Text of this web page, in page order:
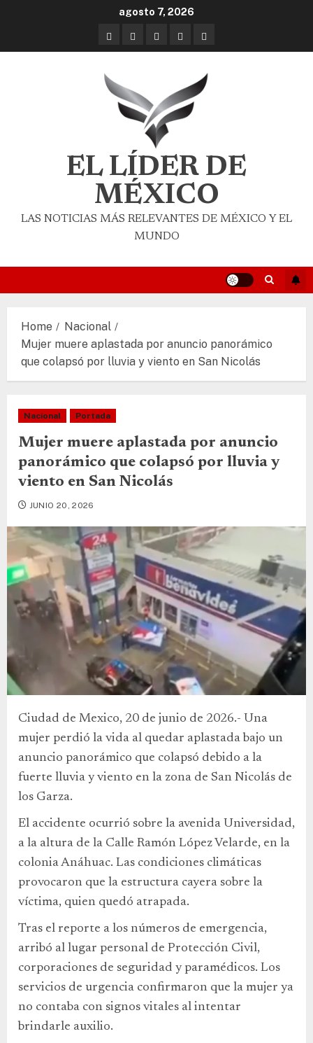
agosto 7, 2026
EL LÍDER DE
MÉXICO
LAS NOTICIAS MÁS RELEVANTES DE MÉXICO Y EL
MUNDO
Home
Nacional
Mujer muere aplastada por anuncio panorámico
que colapsó por lluvia y viento en San Nicolás
Nacional Portada
Mujer muere aplastada por anuncio
panorámico que colapsó por lluvia y
viento en San Nicolás
JUNIO 20, 2026
Ciudad de Mexico, 20 de junio de 2026.- Una
mujer perdió la vida al quedar aplastada bajo un
anuncio panorámico que colapsó debido a la
fuerte lluvia y viento en la zona de San Nicolás de
los Garza.
El accidente ocurrió sobre la avenida Universidad,
a la altura de la Calle Ramón López Velarde, en la
colonia Anáhuac. Las condiciones climáticas
provocaron que la estructura cayera sobre la
víctima, quien quedó atrapada.
Tras el reporte a los números de emergencia,
arribó al lugar personal de Protección Civil,
corporaciones de seguridad y paramédicos. Los
servicios de urgencia confirmaron que la mujer ya
no contaba con signos vitales al intentar
brindarle auxilio.